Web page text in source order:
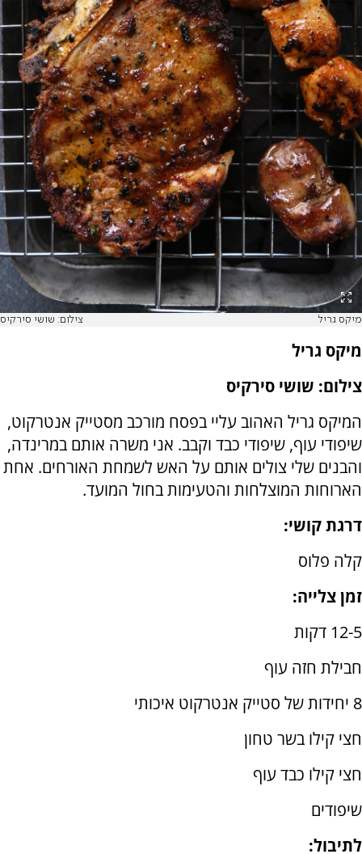
מיקס גריל צילום: שושי סירקיס
מיקס גריל
צילום: שושי סירקיס
המיקס גריל האהוב עליי בפסח מורכב מסטייק אנטרקוט,
שיפודי עוף, שיפודי כבד וקבב. אני משרה אותם במרינדה,
והבנים שלי צולים אותם על האש לשמחת האורחים. אחת
הארוחות המוצלחות והטעימות בחול המועד.
דרגת קושי:
קלה פלוס
זמן צלייה:
12-5 דקות
חבילת חזה עוף
8 יחידות של סטייק אנטרקוט איכותי
חצי קילו בשר טחון
חצי קילו כבד עוף
שיפודים
לתיבול: